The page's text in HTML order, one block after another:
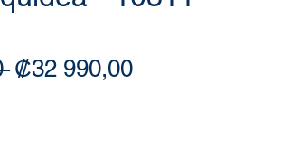
Precio
₡32 990,00Precio de oferta